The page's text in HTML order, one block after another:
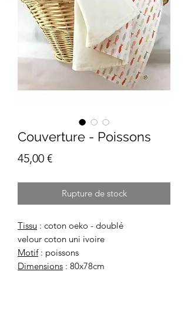
Couverture - Poissons
45,00 €Prix
Rupture de stock
Tissu : coton oeko - doublé
velour coton uni ivoire
Motif: poissons
Dimensions : 80x78cm